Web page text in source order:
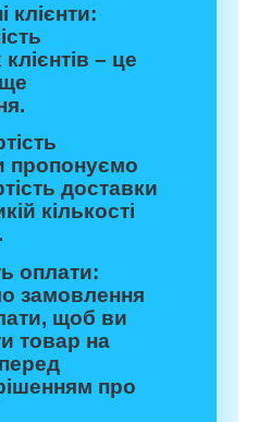
клієнти:
– це
пропонуємо
доставки
кількості
оплати:
замовлення
щоб ви
товар на
про